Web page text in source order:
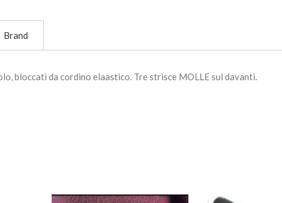
Brand
bloccati da cordino elaastico. Tre strisce MOLLE sul davanti.